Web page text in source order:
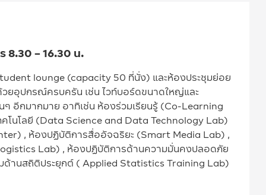
8.30 – 16.30 น.
lounge (capacity 50 ที่นั่ง) และห้องประชุมย่อย
ยอุปกรณ์ครบครัน เช่น ไวท์บอร์ดขนาดใหญ่และ
อีกมากมาย อาทิเช่น ห้องร่วมเรียนรู้ (Co-Learning
โนโลยี (Data Science and Data Technology Lab)
, ห้องปฏิบัติการสื่ออัจฉริยะ (Smart Media Lab) ,
Lab) , ห้องปฏิบัติการด้านความมั่นคงปลอดภัย
านสถิติประยุกต์ ( Applied Statistics Training Lab)